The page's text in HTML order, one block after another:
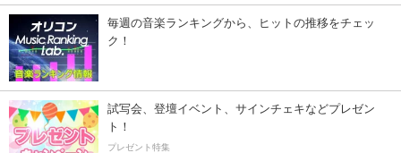
毎週の音楽ランキングから、ヒットの推移をチェッ
ク！
試写会、登壇イベント、サインチェキなどプレゼン
ト！
プレゼント特集